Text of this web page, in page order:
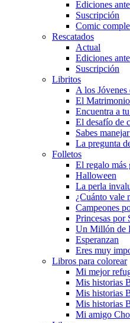
Ediciones
Suscripción
Comic
Rescatados
Actual
Ediciones
Suscripción
Libritos
A los Jóvenes
El
Encuentra a
El desafío de
Sabes
La pregunta
Folletos
El regalo más
Halloween
La perla
¿Cuánto vale
Campeones
Princesas por
Un Millón de
Esperanzan
Eres muy
Libros para colorear
Mi mejor
Mis historias
Mis historias
Mis historias
Mi amigo